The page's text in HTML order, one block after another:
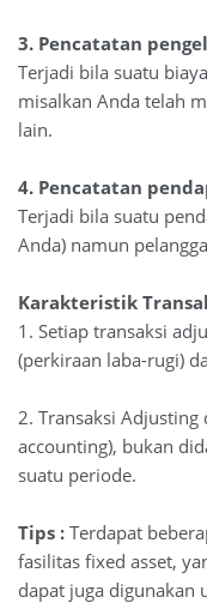
3. Pencatatan
Terjadi bila suatu
misalkan Anda telah
lain.
4. Pencatatan
Terjadi bila suatu
Anda) namun
Karakteristik
1. Setiap transaksi
(perkiraan laba-rugi)
2. Transaksi
accounting), bukan
suatu periode.
Tips : Terdapat
fasilitas fixed asset,
dapat juga digunakan